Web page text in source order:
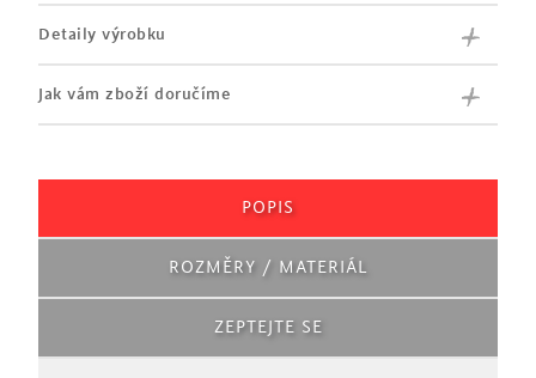
Detaily výrobku
Jak vám zboží doručíme
POPIS
ROZMĚRY / MATERIÁL
ZEPTEJTE SE